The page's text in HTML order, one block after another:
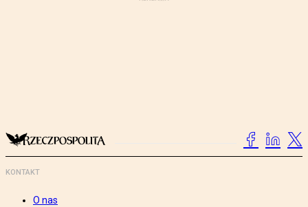
KONTAKT
O nas